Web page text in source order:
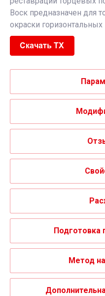
Воск предназначен для
окраски горизонтальных
Подготовка
Метод